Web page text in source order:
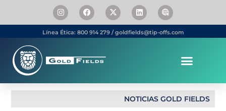
Línea Ética: 800 914 279 / goldfields@tip-offs.com
NOTICIAS GOLD FIELDS